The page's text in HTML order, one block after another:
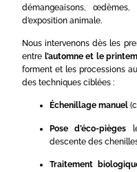
démangeaisons,
d’exposition animale.
Nous intervenons dès les
entre l’automne et le
forment et les processions
des techniques ciblées :
Échenillage manuel
Pose d’éco-pièges
descente des
Traitement